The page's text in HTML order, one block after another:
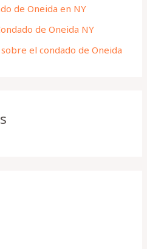
de Oneida en NY
de Oneida NY
el condado de Oneida